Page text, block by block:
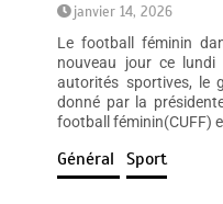
janvier 14, 2026
Le football féminin
nouveau jour ce lundi
autorités sportives, le
donné par la
football féminin(CUFF)
Général Sport